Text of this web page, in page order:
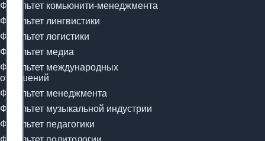
Факультет комьюнити-менеджмента
Факультет лингвистики
Факультет логистики
Факультет медиа
Факультет международных
отношений
Факультет менеджмента
Факультет музыкальной индустрии
Факультет педагогики